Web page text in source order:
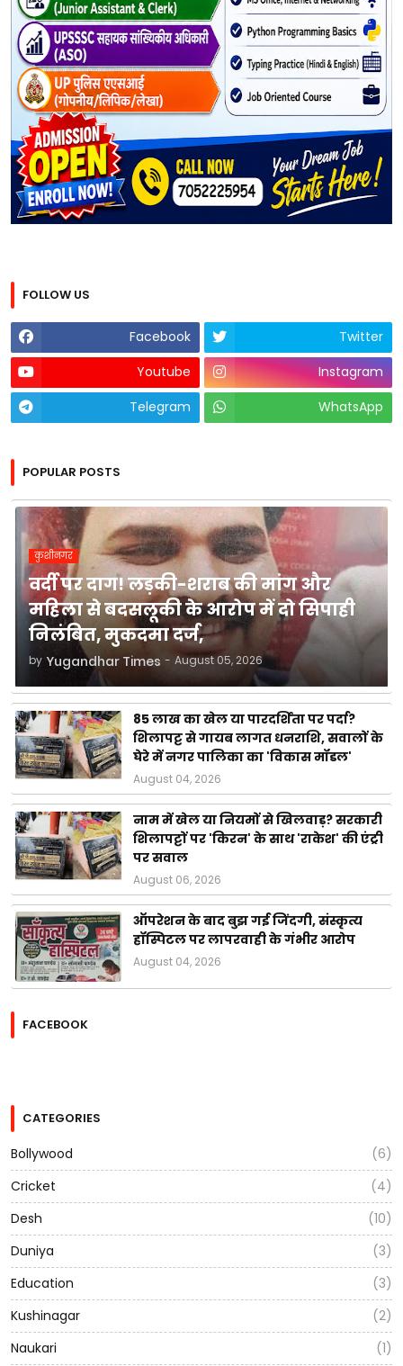
FOLLOW US
Facebook
Twitter
Youtube
Instagram
Telegram
WhatsApp
POPULAR POSTS
कुशीनगर
वर्दी पर दाग! लड़की-शराब की मांग और
महिला से बदसलूकी के आरोप में दो सिपाही
निलंबित, मुकदमा दर्ज,
by Yugandhar Times - August 05, 2026
85 लाख का खेल या पारदर्शिता पर पर्दा?
शिलापट्ट से गायब लागत धनराशि, सवालों के
घेरे में नगर पालिका का 'विकास मॉडल'
August 04, 2026
नाम में खेल या नियमों से खिलवाड़? सरकारी
शिलापट्टों पर 'किरन' के साथ 'राकेश' की एंट्री
पर सवाल
August 06, 2026
ऑपरेशन के बाद बुझ गई जिंदगी, संस्कृत्य
हॉस्पिटल पर लापरवाही के गंभीर आरोप
August 04, 2026
FACEBOOK
CATEGORIES
Bollywood
(6)
Cricket
(4)
Desh
(10)
Duniya
(3)
Education
(3)
Kushinagar
(2)
Naukari
(1)